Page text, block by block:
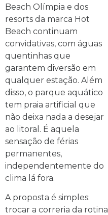
Beach Olímpia e dos
resorts da marca Hot
Beach continuam
convidativas, com águas
quentinhas que
garantem diversão em
qualquer estação. Além
disso, o parque aquático
tem praia artificial que
não deixa nada a desejar
ao litoral. É aquela
sensação de férias
permanentes,
independentemente do
clima lá fora.
A proposta é simples:
trocar a correria da rotina